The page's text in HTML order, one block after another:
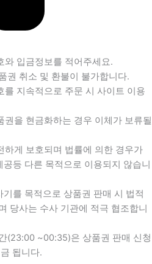
와 입금정보를 적어주세요.
권 취소 및 환불이 불가합니다.
를 지속적으로 주문 시 사이트 이용
권을 현금화하는 경우 이체가 보류될
하게 보호되며 법률에 의한 경우가
등 다른 목적으로 이용되지 않습니
를 목적으로 상품권 판매 시 법적
당사는 수사 기관에 적극 협조합니
(23:00 ~00:35)은 상품권 판매 신청
됩니다.